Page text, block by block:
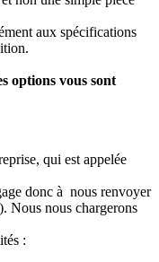
aux spécifications
options vous sont
qui est appelée
donc à nous renvoyer
Nous nous chargerons
: